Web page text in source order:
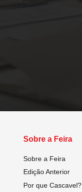
Sobre a Feira
Sobre a Feira
Edição Anterior
Por que Cascavel?